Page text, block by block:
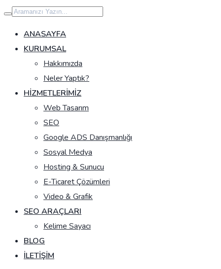
İçeriğe
geç
ANASAYFA
KURUMSAL
Hakkımızda
Neler Yaptık?
HIZMETLERIMIZ
Web Tasarım
SEO
Google ADS Danışmanlığı
Sosyal Medya
Hosting & Sunucu
E-Ticaret Çözümleri
Video & Grafik
SEO ARAÇLARI
Kelime Sayacı
BLOG
İLETIŞIM